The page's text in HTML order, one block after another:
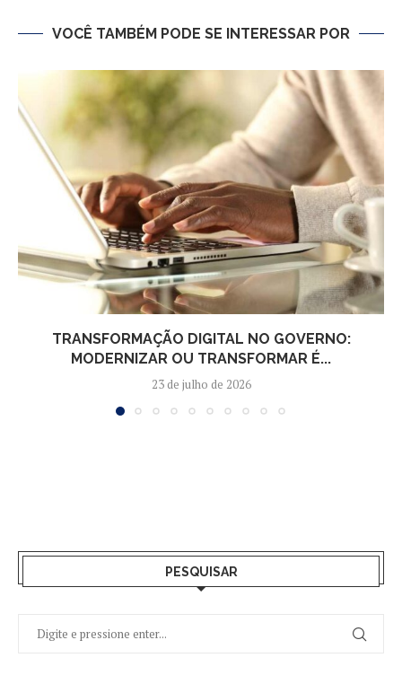
VOCÊ TAMBÉM PODE SE INTERESSAR POR
TRANSFORMAÇÃO DIGITAL NO GOVERNO:
MODERNIZAR OU TRANSFORMAR É...
23 de julho de 2026
PESQUISAR